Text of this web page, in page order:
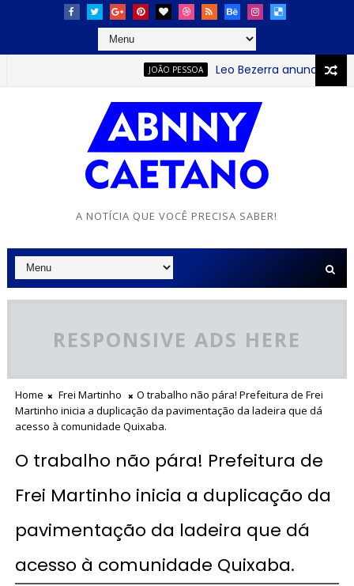
JOÃO PESSOA Leo Bezerra anuncia
A NOTÍCIA QUE VOCÊ PRECISA SABER!
RESPONSIVE ADS HERE
Home Frei Martinho
O trabalho não pára! Prefeitura de Frei
Martinho inicia a duplicação da pavimentação da ladeira que dá
acesso à comunidade Quixaba.
O trabalho não pára! Prefeitura de
Frei Martinho inicia a duplicação da
pavimentação da ladeira que dá
acesso à comunidade Quixaba.